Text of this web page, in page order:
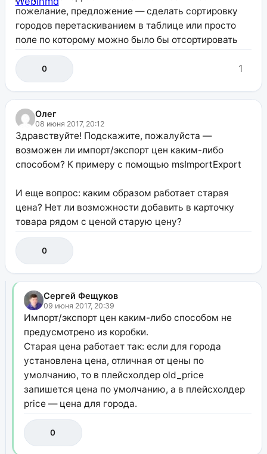
пожелание, предложение — сделать сортировку
городов перетаскиванием в таблице или просто
поле по которому можно было бы отсортировать
0 1
Олег
08 июня 2017, 20:12
Здравствуйте! Подскажите, пожалуйста —
возможен ли импорт/экспорт цен каким-либо
способом? К примеру с помощью msImportExport
И еще вопрос: каким образом работает старая
цена? Нет ли возможности добавить в карточку
товара рядом с ценой старую цену?
0
Сергей Фещуков
09 июня 2017, 20:39
Импорт/экспорт цен каким-либо способом не
предусмотрено из коробки.
Старая цена работает так: если для города
установлена цена, отличная от цены по
умолчанию, то в плейсхолдер old_price
запишется цена по умолчанию, а в плейсхолдер
price — цена для города.
0